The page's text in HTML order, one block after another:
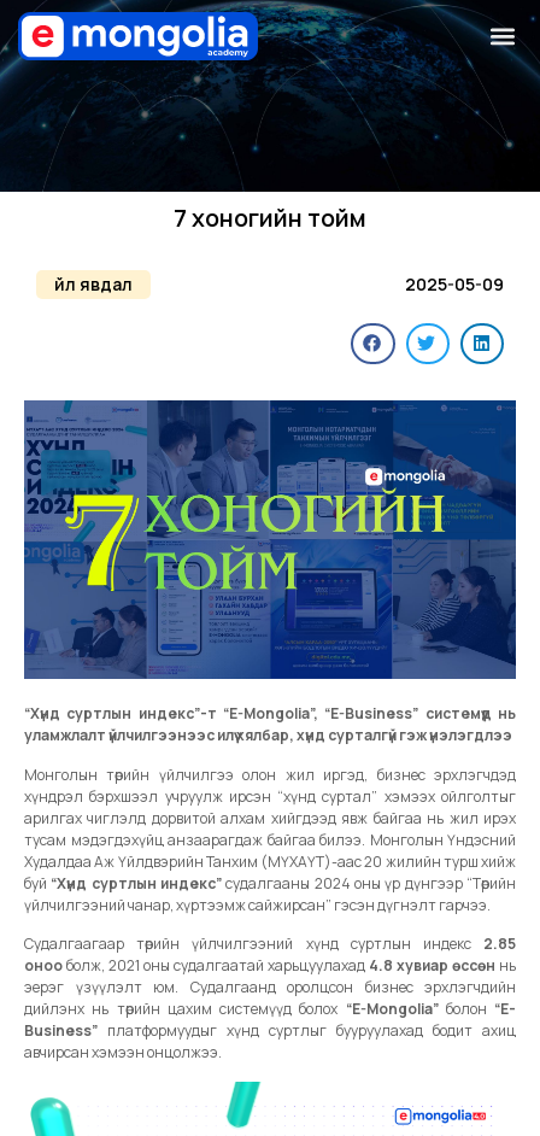
7 хоногийн тойм
Үйл явдал 2025-05-09
“Хүнд суртлын индекс”-т “E-Mongolia”, “E-Business” системүүд нь
уламжлалт үйлчилгээнээс илүү хялбар, хүнд сурталгүй гэж үнэлэгдлээ
Монголын төрийн үйлчилгээ олон жил иргэд, бизнес эрхлэгчдэд
хүндрэл бэрхшээл учруулж ирсэн “хүнд суртал” хэмээх ойлголтыг
арилгах чиглэлд дорвитой алхам хийгдээд явж байгаа нь жил ирэх
тусам мэдэгдэхүйц анзаарагдаж байгаа билээ. Монголын Үндэсний
Худалдаа Аж Үйлдвэрийн Танхим (МҮХАҮТ)-аас 20 жилийн турш хийж
буй “Хүнд суртлын индекс”судалгааны 2024 оны үр дүнгээр “Төрийн
үйлчилгээний чанар, хүртээмж сайжирсан” гэсэн дүгнэлт гарчээ.
Судалгаагаар төрийн үйлчилгээний хүнд суртлын индекс 2.85
онооболж, 2021 оны судалгаатай харьцуулахад 4.8 хувиар өссөн нь
эерэг үзүүлэлт юм. Судалгаанд оролцсон бизнес эрхлэгчдийн
дийлэнх нь төрийн цахим системүүд болох “E-Mongolia”болон “E-
Business” платформуудыг хүнд суртлыг бууруулахад бодит ахиц
авчирсан хэмээн онцолжээ.